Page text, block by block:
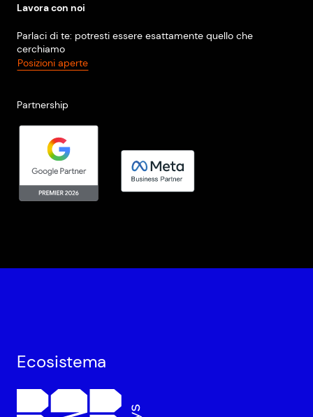
Lavora con noi
Parlaci di te: potresti essere esattamente quello che
cerchiamo
Posizioni aperte
Partnership
Ecosistema